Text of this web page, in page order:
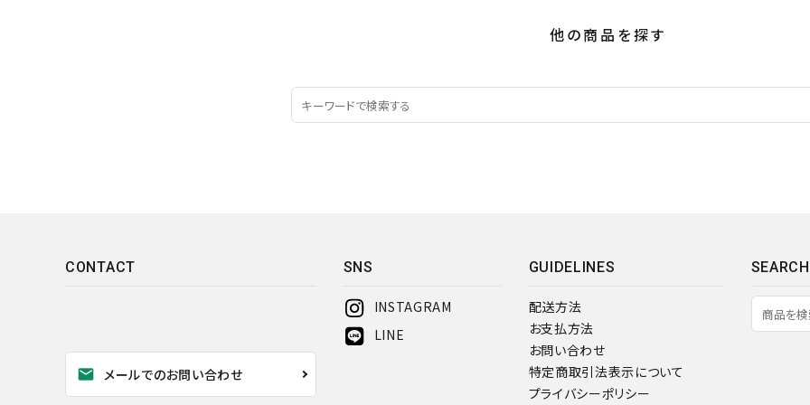
他の商品を探す
CONTACT
mail メールでのお問い合わせ
SNS
INSTAGRAM
LINE
GUIDELINES
配送方法
お支払方法
お問い合わせ
特定商取引法表示について
プライバシーポリシー
SEARCH